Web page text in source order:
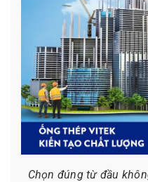
Chọn đúng từ đầu